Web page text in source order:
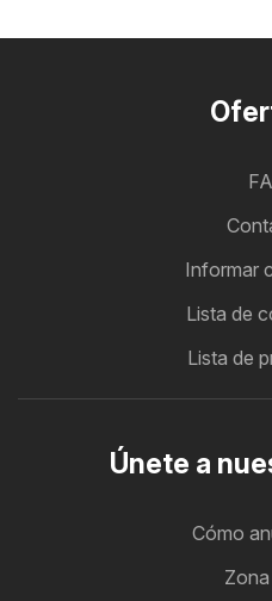
Informar
Lista de
Lista de
Únete a
Cómo